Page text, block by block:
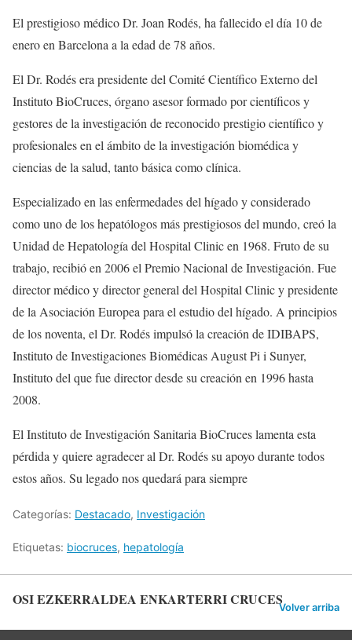
El prestigioso médico Dr. Joan Rodés, ha fallecido el día 10 de
enero en Barcelona a la edad de 78 años.
El Dr. Rodés era presidente del Comité Científico Externo del
Instituto BioCruces, órgano asesor formado por científicos y
gestores de la investigación de reconocido prestigio científico y
profesionales en el ámbito de la investigación biomédica y
ciencias de la salud, tanto básica como clínica.
Especializado en las enfermedades del hígado y considerado
como uno de los hepatólogos más prestigiosos del mundo, creó la
Unidad de Hepatología del Hospital Clinic en 1968. Fruto de su
trabajo, recibió en 2006 el Premio Nacional de Investigación. Fue
director médico y director general del Hospital Clinic y presidente
de la Asociación Europea para el estudio del hígado. A principios
de los noventa, el Dr. Rodés impulsó la creación de IDIBAPS,
Instituto de Investigaciones Biomédicas August Pi i Sunyer,
Instituto del que fue director desde su creación en 1996 hasta
2008.
El Instituto de Investigación Sanitaria BioCruces lamenta esta
pérdida y quiere agradecer al Dr. Rodés su apoyo durante todos
estos años. Su legado nos quedará para siempre
Categorías: Destacado, Investigación
Etiquetas: biocruces, hepatología
OSI EZKERRALDEA ENKARTERRI CRUCESVolver arriba